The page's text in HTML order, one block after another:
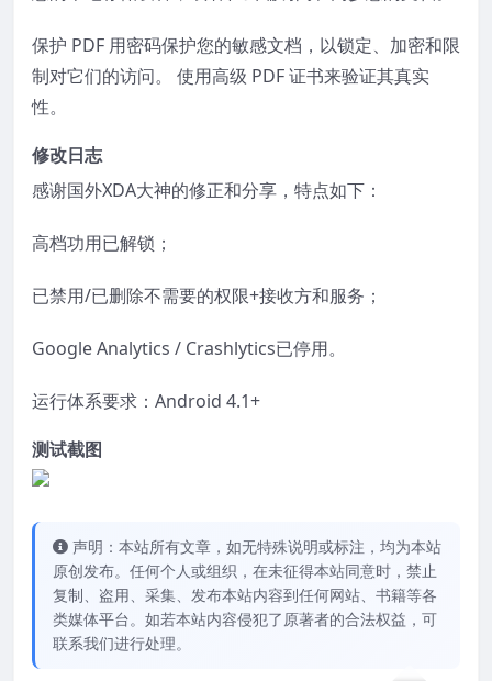
保护 PDF 用密码保护您的敏感文档，以锁定、加密和限
制对它们的访问。 使用高级 PDF 证书来验证其真实
性。
修改日志
感谢国外XDA大神的修正和分享，特点如下：
高档功用已解锁；
已禁用/已删除不需要的权限+接收方和服务；
Google Analytics / Crashlytics已停用。
运行体系要求：Android 4.1+
测试截图
声明：本站所有文章，如无特殊说明或标注，均为本站
原创发布。任何个人或组织，在未征得本站同意时，禁止
复制、盗用、采集、发布本站内容到任何网站、书籍等各
类媒体平台。如若本站内容侵犯了原著者的合法权益，可
联系我们进行处理。